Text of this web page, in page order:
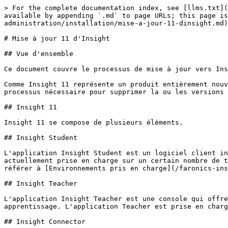
> For the complete documentation index, see [llms.txt](https://docs.faronics.com/faronics-insight-docs/llms.txt). Markdown versions of documentation pages are available by appending `.md` to page URLs; this page is available as [Markdown](https://docs.faronics.com/faronics-insight-docs/french/installation-et-administration/installation/mise-a-jour-11-dinsight.md).

# Mise à jour 11 d'Insight

## Vue d'ensemble

Ce document couvre le processus de mise à jour vers Insight 11 à partir d'anciennes versions du produit.

Comme Insight 11 représente un produit entièrement nouveau, une mise à jour directe sur place n'est pas prise en charge. Ce document fournit une vue d'ensemble du processus nécessaire pour supprimer la ou les versions existantes d'Insight et mettre en œuvre les éléments requis d'Insight 11.

## Insight 11

Insight 11 se compose de plusieurs éléments.

## Insight Student

L'application Insight Student est un logiciel client installé sur un appareil qui doit être surveillé par la console Insight. L'application Insight Student est actuellement prise en charge sur un certain nombre de types d'appareils. Pour une liste entièrement complète des appareils pris en charge par Insight, veuillez vous référer à [Environnements pris en charge](/faronics-insight-docs/french/installation-et-administration/exigences-systeme/environnements-pris-en-charge.md).

## Insight Teacher

L'application Insight Teacher est une console qui offre aux enseignants la possibilité de surveiller l'activité des élèves et d'interagir avec eux pour soutenir leur apprentissage. L'application Teacher est prise en charge sur les systèmes Windows ou macOS.

## Insight Connector

Insight Connector est un élément de serveur qui agit comme un relais pour permettre aux systèmes des élèves et des enseignants de communiquer, dans les cas où ils ne sont pas situés sur le même réseau ou segment de réseau l'un par rapport à l'autre.

## Fonctions retiréesdans Insight 11

Faronics Insight 11 a retiré certaines fonctionnalités.

### Console technique

La console technique d'Insight a été retirée dans Insight 11. Faronics propose désormais un certain nombre d'outils de gestion alternatifs qui constituent une plateforme beaucoup plus performante pour la gestion des appareils. Pour plus d'informations sur ces offres, veuillez consulter notre page d'accueil [www.faronics.com](http://www.faronics.com) ou vous adresser à votre gestionnaire de compte.

### Report Server

Insight Report Server a été retiré dans Insight 11. Faronics propose désormais des rapports beaucoup plus robustes dans le cadre de plusieurs de ses autres offres de produits. Pour plus d'informations sur ces offres, veuillez consulter notre page d'accueil [www.faronics.com](http://www.faronics.com) ou vous adresser à votre gestionnaire de compte.

### Configuration Diffusion/Diffusion multiple dans Insight Teacher

Insight 9 a offert des options pour la configuration des options de diffusion dans la console Teacher, afin de permettre la communication entre plusieurs sous-réseaux. Comme Insight 11 utilise un nouveau protocole pour la communication entre les enseignants et les élèves, ces options ne constituent plus une méthode efficace pour travailler dans des réseaux de grande taille.

Les clients qui ont précédemment configuré Insight pour qu'il utilise des adresses de diffusion spécifiques devront